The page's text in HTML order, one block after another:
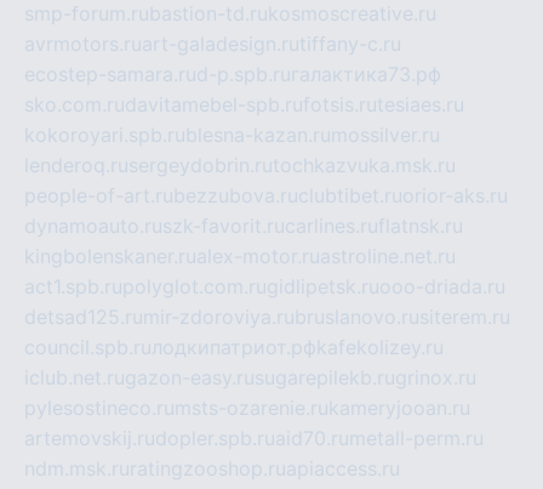
smp-forum.rubastion-td.rukosmoscreative.ru
avrmotors.ruart-galadesign.rutiffany-c.ru
ecostep-samara.rud-p.spb.ru галактика73.рф
sko.com.rudavitamebel-spb.rufotsis.rutesiaes.ru
kokoroyari.spb.rublesna-kazan.ru mossilver.ru
lenderoq.rusergeydobrin.rutochkazvuka.msk.ru
people-of-art.rubezzubova.ruclubtibet.ruorior-aks.ru
dynamoauto.ruszk-favorit.rucarlines.ruflatnsk.ru
kingbolenskaner.rualex-motor.ruastroline.net.ru
act1.spb.rupolyglot.com.rugidlipetsk.ruooo-driada.ru
detsad125.ru mir-zdoroviya.rubruslanovo.rusiterem.ru
council.spb.ruлодкипатриот.рфkafekolizey.ru
iclub.net.rugazon-easy.rusugarepilekb.rugrinox.ru
pylesostineco.ru msts-ozarenie.rukameryjooan.ru
artemovskij.rudopler.spb.ruaid70.ru metall-perm.ru
ndm.msk.ru ratingzooshop.ruapiaccess.ru